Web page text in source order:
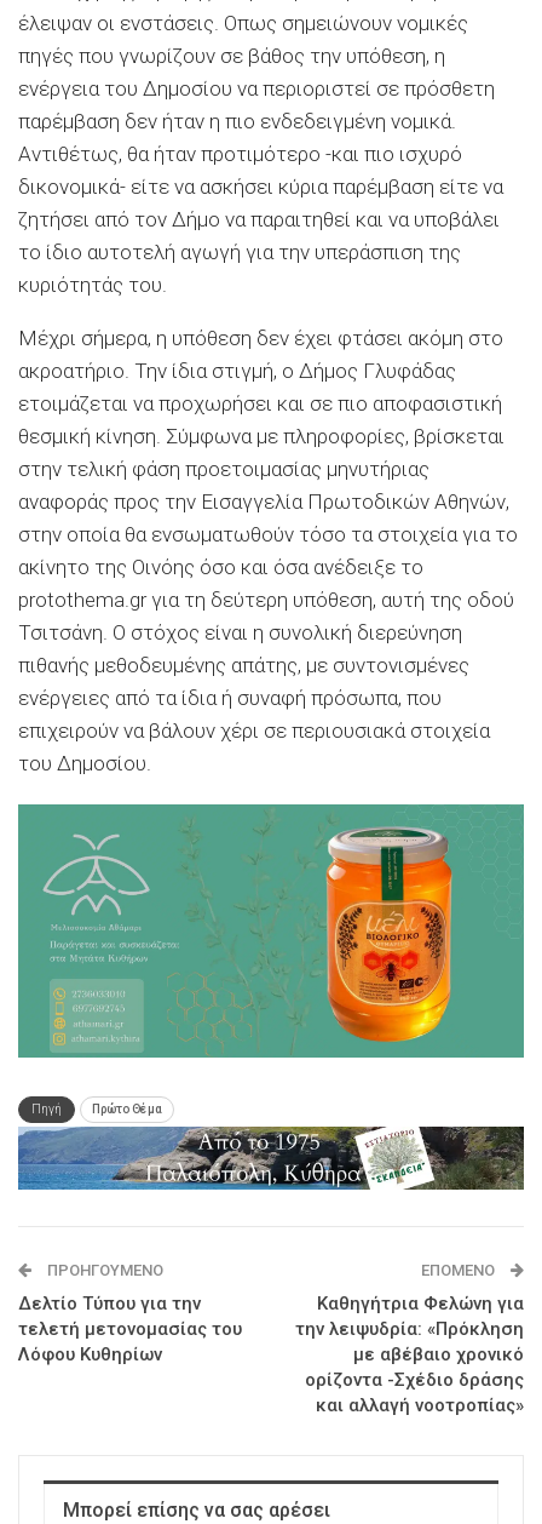
έλειψαν οι ενστάσεις. Οπως σημειώνουν νομικές
πηγές που γνωρίζουν σε βάθος την υπόθεση, η
ενέργεια του Δημοσίου να περιοριστεί σε πρόσθετη
παρέμβαση δεν ήταν η πιο ενδεδειγμένη νομικά.
Αντιθέτως, θα ήταν προτιμότερο -και πιο ισχυρό
δικονομικά- είτε να ασκήσει κύρια παρέμβαση είτε να
ζητήσει από τον Δήμο να παραιτηθεί και να υποβάλει
το ίδιο αυτοτελή αγωγή για την υπεράσπιση της
κυριότητάς του.
Μέχρι σήμερα, η υπόθεση δεν έχει φτάσει ακόμη στο
ακροατήριο. Την ίδια στιγμή, ο Δήμος Γλυφάδας
ετοιμάζεται να προχωρήσει και σε πιο αποφασιστική
θεσμική κίνηση. Σύμφωνα με πληροφορίες, βρίσκεται
στην τελική φάση προετοιμασίας μηνυτήριας
αναφοράς προς την Εισαγγελία Πρωτοδικών Αθηνών,
στην οποία θα ενσωματωθούν τόσο τα στοιχεία για το
ακίνητο της Οινόης όσο και όσα ανέδειξε το
protothema.gr για τη δεύτερη υπόθεση, αυτή της οδού
Τσιτσάνη. Ο στόχος είναι η συνολική διερεύνηση
πιθανής μεθοδευμένης απάτης, με συντονισμένες
ενέργειες από τα ίδια ή συναφή πρόσωπα, που
επιχειρούν να βάλουν χέρι σε περιουσιακά στοιχεία
του Δημοσίου.
Πηγή Πρώτο Θέμα
ΠΡΟΗΓΟΎΜΕΝΟ
Δελτίο Τύπου για την
τελετή μετονομασίας του
Λόφου Κυθηρίων
ΕΠΌΜΕΝΟ
Καθηγήτρια Φελώνη για
την λειψυδρία: «Πρόκληση
με αβέβαιο χρονικό
ορίζοντα -Σχέδιο δράσης
και αλλαγή νοοτροπίας»
Μπορεί επίσης να σας αρέσει